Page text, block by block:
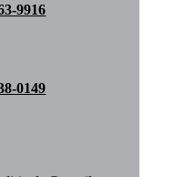
9916
0149